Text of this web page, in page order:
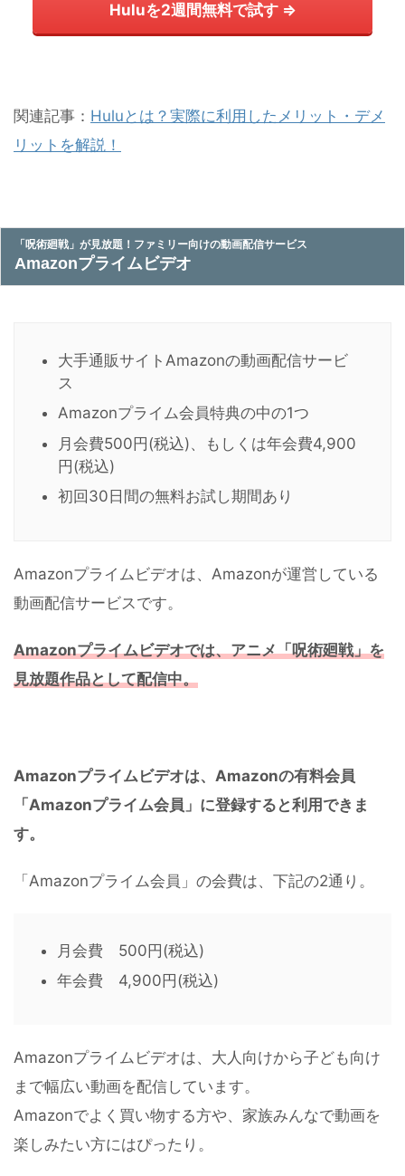
Huluを2週間無料で試す ⇒
関連記事： Huluとは？実際に利用したメリット・デメ
リットを解説！
「呪術廻戦」が見放題！ファミリー向けの動画配信サービス
Amazonプライムビデオ
大手通販サイトAmazonの動画配信サービ
ス
Amazonプライム会員特典の中の1つ
月会費500円(税込)、もしくは年会費4,900
円(税込)
初回30日間の無料お試し期間あり
Amazonプライムビデオは、Amazonが運営している
動画配信サービスです。
Amazonプライムビデオでは、アニメ「呪術廻戦」を
見放題作品として配信中。
Amazonプライムビデオは、Amazonの有料会員
「Amazonプライム会員」に登録すると利用できま
す。
「Amazonプライム会員」の会費は、下記の2通り。
月会費 500円(税込)
年会費 4,900円(税込)
Amazonプライムビデオは、大人向けから子ども向け
まで幅広い動画を配信しています。
Amazonでよく買い物する方や、家族みんなで動画を
楽しみたい方にはぴったり。